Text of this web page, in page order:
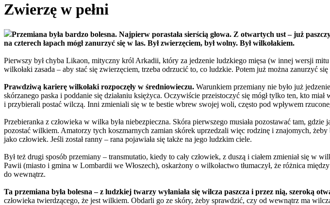
Zwierzę w pełni
Przemiana była bardzo bolesna. Najpierw porastała sierścią głowa. Z otwartych ust – już
na czterech łapach mógł zanurzyć się w las. Był zwierzęciem, był wolny. Był wilkołakiem.
Pierwszy był chyba Likaon, mityczny król Arkadii, który za jedzenie ludzkiego mięsa (w innej wersji
wilkołaki zasada – aby stać się zwierzęciem, trzeba odrzucić to, co ludzkie. Potem już można zanurzyć
Prawdziwą karierę wilkołaki rozpoczęły w średniowieczu. Warunkiem przemiany nie było już
skórzanego paska i poddanie się działaniu księżyca. Oczywiście przeistoczyć się mógł tylko ten, kto
i przybierali postać wilczą. Inni zmieniali się w te bestie wbrew swojej woli, często pod wpływem
Przebieranka z człowieka w wilka była niebezpieczna. Skóra pierwszego musiała pozostawać tam,
pozostać wilkiem. Amatorzy tych koszmarnych zamian skórek uprzedzali więc rodzinę i znajomych,
jako człowiek. Jeśli został ranny – rana pojawiała się także na jego ludzkim ciele.
Był też drugi sposób przemiany – transmutatio, kiedy to cały człowiek, z duszą i ciałem zmieniał się w
Pawii (miasto i gmina w Lombardii we Włoszech), oskarżony o wilkołactwo tłumaczył, że różnica
do wewnątrz.
Ta przemiana była bolesna – z ludzkiej twarzy wyłaniała się wilcza paszcza i przez nią, szeroką
człowieka twierdzącego, że jest wilkiem. Obdarli go ze skóry, żeby sprawdzić, czy od wewnątrz ma